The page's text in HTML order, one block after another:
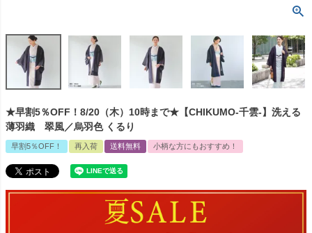
★早割5％OFF！8/20（木）10時まで★【CHIKUMO-千雲-】洗える
薄羽織 翠風／烏羽色 くるり
早割5％OFF！ 再入荷 送料無料 小柄な方にもおすすめ！